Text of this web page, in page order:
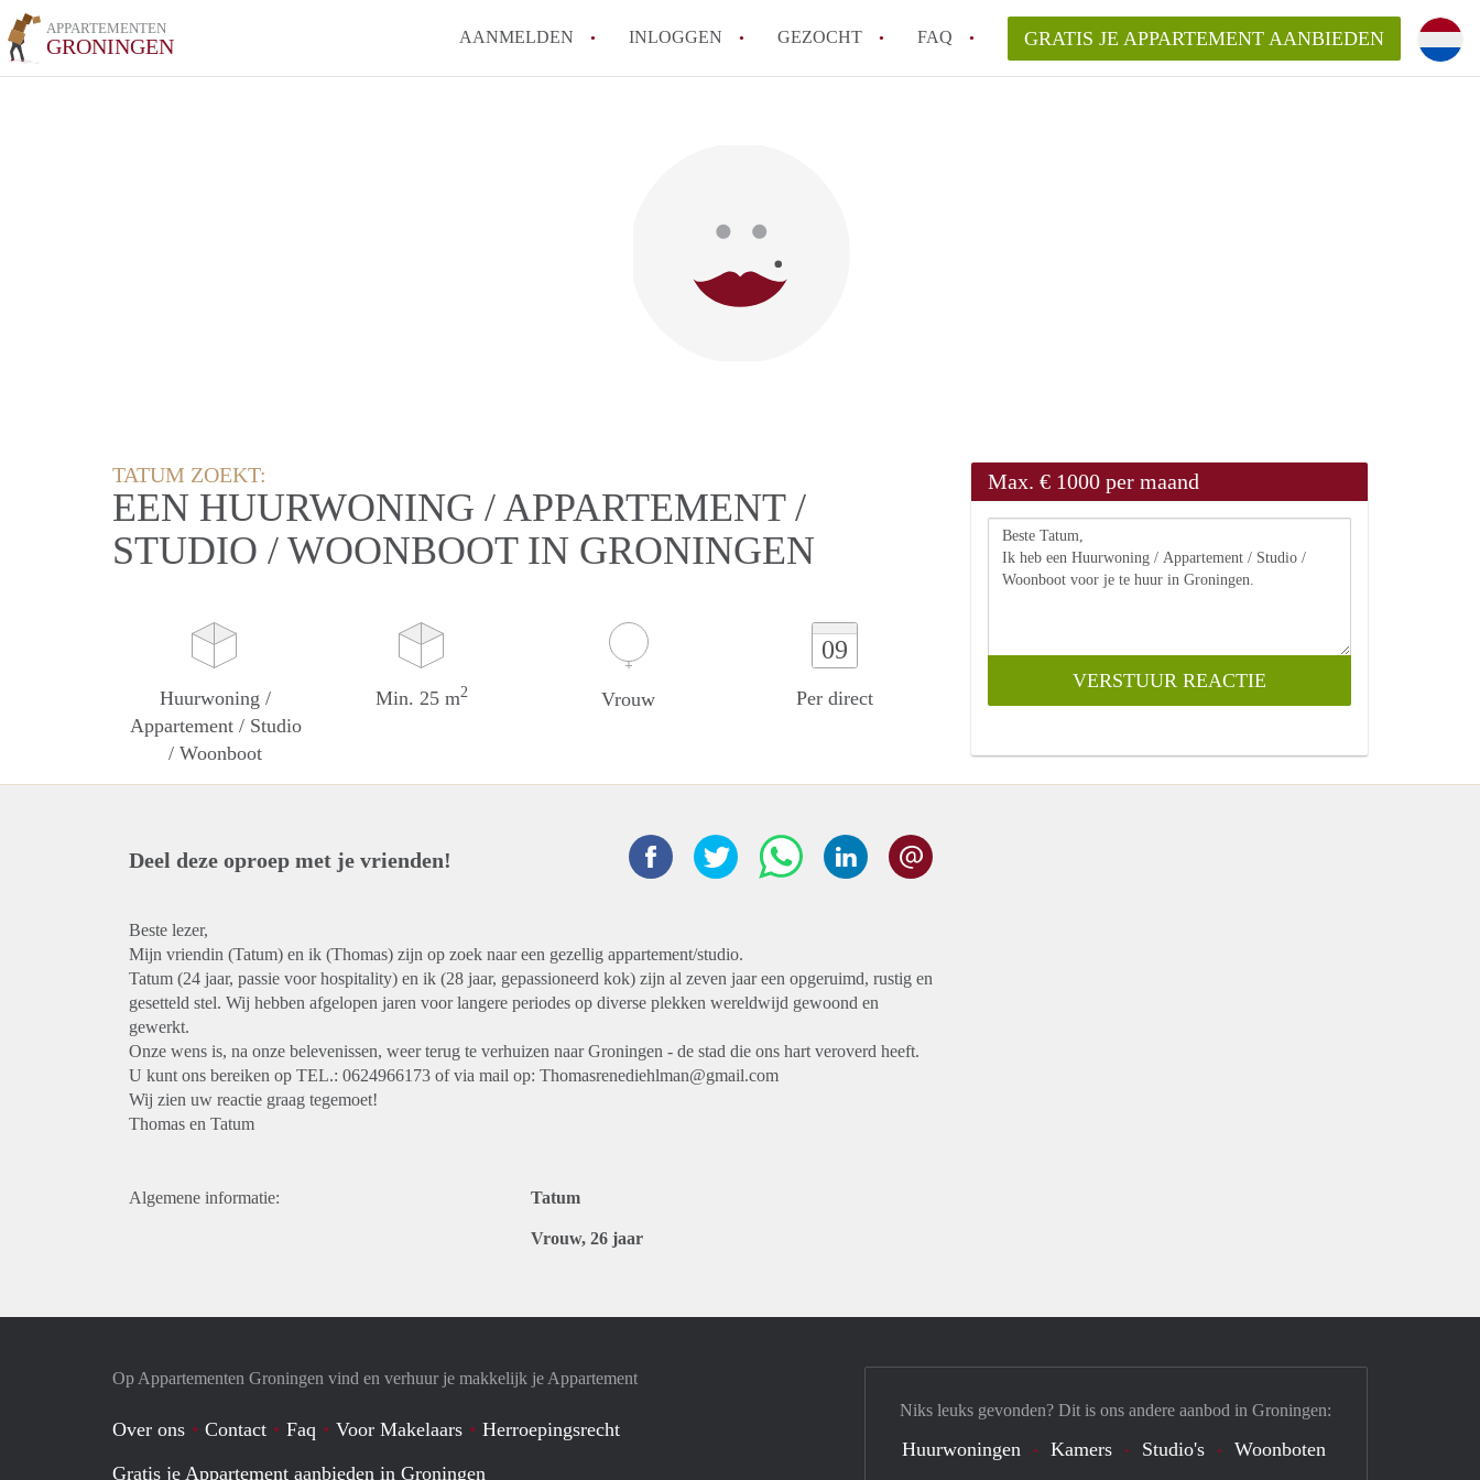
APPARTEMENTEN
GRONINGEN AANMELDEN INLOGGEN GEZOCHT FAQ
Wat is AppartementenGroningen?
Wat is de privacyverklaring van AppartementenGroningen?
Alle veelgestelde vragen
GRATIS JE APPARTEMENT AANBIEDEN
TATUM ZOEKT:
EEN HUURWONING / APPARTEMENT /
STUDIO / WOONBOOT IN GRONINGEN
Huurwoning /
Appartement / Studio
/ Woonboot
Min. 25 m2 Vrouw
09
Per direct
Max. € 1000 per maand
Deel deze oproep met je vrienden!
Beste lezer,
Mijn vriendin (Tatum) en ik (Thomas) zijn op zoek naar een gezellig appartement/studio.
Tatum (24 jaar, passie voor hospitality) en ik (28 jaar, gepassioneerd kok) zijn al zeven jaar een opgeruimd, rustig en
gesetteld stel. Wij hebben afgelopen jaren voor langere periodes op diverse plekken wereldwijd gewoond en
gewerkt.
Onze wens is, na onze belevenissen, weer terug te verhuizen naar Groningen - de stad die ons hart veroverd heeft.
U kunt ons bereiken op TEL.: 0624966173 of via mail op: Thomasrenediehlman@gmail.com
Wij zien uw reactie graag tegemoet!
Thomas en Tatum
Algemene informatie: Tatum
Vrouw, 26 jaar
Op Appartementen Groningen vind en verhuur je makkelijk je Appartement
Over ons Contact Faq Voor Makelaars
Herroepingsrecht
Gratis je Appartement aanbieden in Groningen
Niks leuks gevonden? Dit is ons andere aanbod in Groningen:
Huurwoningen Kamers Studio's Woonboten